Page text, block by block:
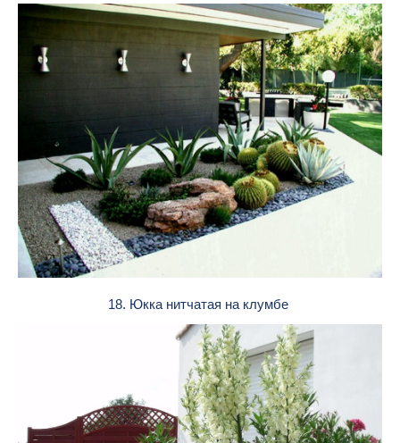
18. Юкка нитчатая на клумбе